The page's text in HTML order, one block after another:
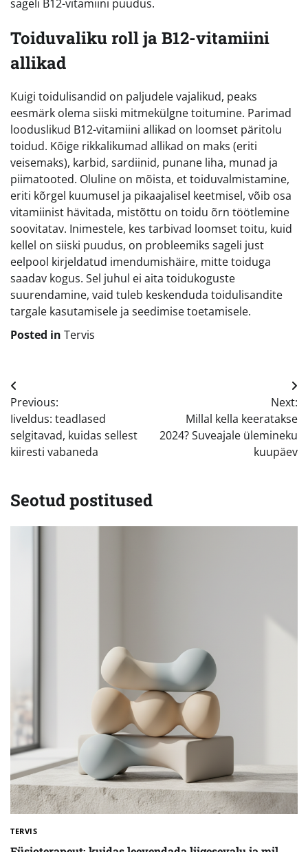
sageli B12-vitamiini puudus.
Toiduvaliku roll ja B12-vitamiini
allikad
Kuigi toidulisandid on paljudele vajalikud, peaks
eesmärk olema siiski mitmekülgne toitumine. Parimad
looduslikud B12-vitamiini allikad on loomset päritolu
toidud. Kõige rikkalikumad allikad on maks (eriti
veisemaks), karbid, sardiinid, punane liha, munad ja
piimatooted. Oluline on mõista, et toiduvalmistamine,
eriti kõrgel kuumusel ja pikaajalisel keetmisel, võib osa
vitamiinist hävitada, mistõttu on toidu õrn töötlemine
soovitatav. Inimestele, kes tarbivad loomset toitu, kuid
kellel on siiski puudus, on probleemiks sageli just
eelpool kirjeldatud imendumishäire, mitte toiduga
saadav kogus. Sel juhul ei aita toidukoguste
suurendamine, vaid tuleb keskenduda toidulisandite
targale kasutamisele ja seedimise toetamisele.
Posted in Tervis
Navigeerimine
Previous:
Iiveldus: teadlased
selgitavad, kuidas sellest
kiiresti vabaneda
Next:
Millal kella keeratakse
2024? Suveajale ülemineku
kuupäev
Seotud postitused
TERVIS